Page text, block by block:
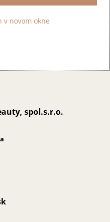
novom okne
spol​.s​.r​.o​.